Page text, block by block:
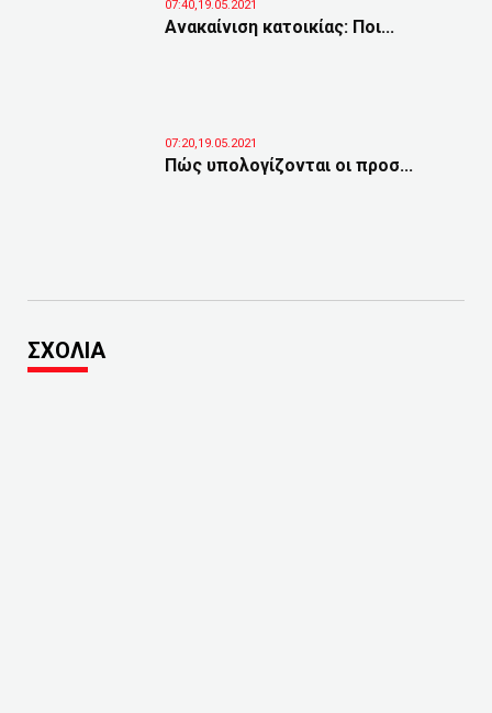
07:40,19.05.2021
Ανακαίνιση κατοικίας: Ποι...
07:20,19.05.2021
Πώς υπολογίζονται οι προσ...
ΣΧΟΛΙΑ